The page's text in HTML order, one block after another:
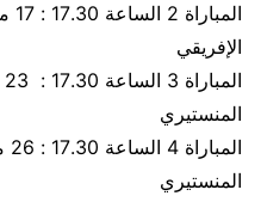
الإفريقي
المنستيري
المنستيري